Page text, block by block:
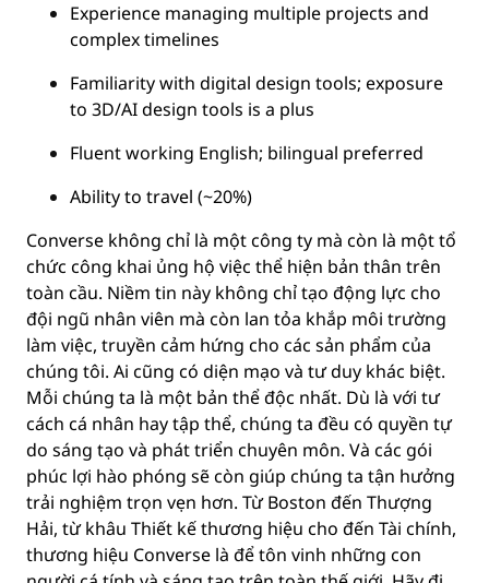
Experience managing multiple projects and
complex timelines
Familiarity with digital design tools; exposure
to 3D/AI design tools is a plus
Fluent working English; bilingual preferred
Ability to travel (~20%)
Converse không chỉ là một công ty mà còn là một tổ
chức công khai ủng hộ việc thể hiện bản thân trên
toàn cầu. Niềm tin này không chỉ tạo động lực cho
đội ngũ nhân viên mà còn lan tỏa khắp môi trường
làm việc, truyền cảm hứng cho các sản phẩm của
chúng tôi. Ai cũng có diện mạo và tư duy khác biệt.
Mỗi chúng ta là một bản thể độc nhất. Dù là với tư
cách cá nhân hay tập thể, chúng ta đều có quyền tự
do sáng tạo và phát triển chuyên môn. Và các gói
phúc lợi hào phóng sẽ còn giúp chúng ta tận hưởng
trải nghiệm trọn vẹn hơn. Từ Boston đến Thượng
Hải, từ khâu Thiết kế thương hiệu cho đến Tài chính,
thương hiệu Converse là để tôn vinh những con